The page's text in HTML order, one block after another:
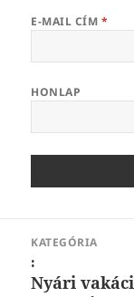
E-MAIL CÍM *
HONLAP
navigációKATEGÓRIA
:
Nyári